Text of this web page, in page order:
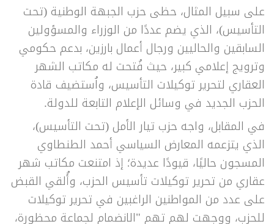
على سبيل المثال، حظى حزب الجبهة الوطنية (تحت
التأسيس)، الذي يضم عددًا من الوزراء والمسؤولين
السابقين والحاليين ورجال أعمال بارزين، بدعم حكومي
وترويج إعلامي كبير، حيث فُتحت له مكاتب الشهر
العقاري لتحرير توكيلات التأسيس، واُستضيف قادة
الحزب الجديد في وسائل الإعلام التابعة للدولة.
في المقابل، واجه حزب تيار الأمل (تحت التأسيس)،
الذي يتزعمه المعارض السياسي أحمد الطنطاوي
المسجون حاليًا، قيودًا عديدة؛ إذ امتنعت مكاتب شهر
عقاري من تحرير توكيلات تأسيس الحزب، وأُلقي القبض
على عدد من المواطنين الراغبين في تحرير توكيلات
للحزب، ووجهت لهم تهم "الانضمام لجماعة محظورة،